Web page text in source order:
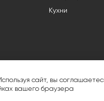
Кухни
сайт, вы
вашего браузера